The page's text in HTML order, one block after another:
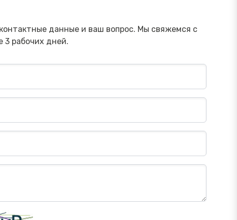
данные и ваш вопрос. Мы свяжемся с
3 рабочих дней.
Посмотреть→